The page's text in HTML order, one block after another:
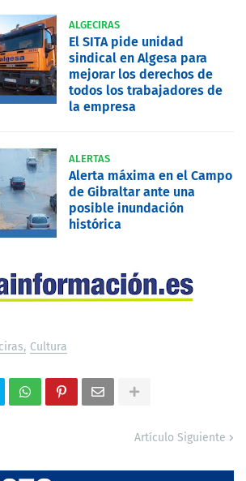
ALGECIRAS
El SITA pide unidad
sindical en Algesa para
mejorar los derechos de
todos los trabajadores de
la empresa
ALERTAS
Alerta máxima en el Campo
de Gibraltar ante una
posible inundación
histórica
Cultura
Artículo Siguiente